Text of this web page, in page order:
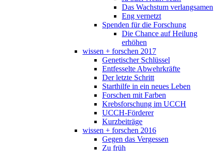
Das Wachstum verlangsamen
Eng vernetzt
Spenden für die Forschung
Die Chance auf Heilung
erhöhen
wissen + forschen 2017
Genetischer Schlüssel
Entfesselte Abwehrkräfte
Der letzte Schritt
Starthilfe in ein neues Leben
Forschen mit Farben
Krebsforschung im UCCH
UCCH-Förderer
Kurzbeiträge
wissen + forschen 2016
Gegen das Vergessen
Zu früh